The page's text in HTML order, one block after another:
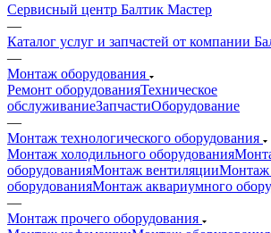
Сервисный центр Балтик Мастер
—
Каталог услуг и запчастей от компании
—
Монтаж оборудования
Ремонт оборудованияТехническое
обслуживаниеЗапчастиОборудование
—
Монтаж технологического оборудования
Монтаж холодильного оборудования
оборудованияМонтаж вентиляцииМонтаж
оборудованияМонтаж аквариумного
—
Монтаж прочего оборудования